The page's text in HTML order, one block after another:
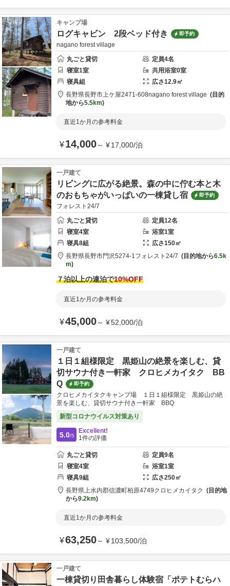
キャンプ場
ログキャビン 2段ベッド付き 即予約
nagano forest village
丸ごと貸切
定員4名
寝室1室 共用浴室0室
寝具組 広さ12.9㎡
長野県長野市上ケ屋2471-608nagano forest village
目的
地から5.5km
直近1か月の参考料金
¥14,000～ ¥17,000/泊
一戸建て
リビングに広がる絶景。森の中に佇む本と木
のおもちゃがいっぱいの一棟貸し宿
即予約
フォレスト24/7
丸ごと貸切
定員12名
寝室4室 浴室1室
寝具8組 広さ150㎡
長野県長野市門沢5274-1フォレスト24/7 目的地から6.5k
m
７泊以上の連泊で10%OFF
直近1か月の参考料金
¥45,000～ ¥52,000/泊
一戸建て
１日１組様限定 黒姫山の絶景を楽しむ、貸
切サウナ付き一軒家 クロヒメカイタク BB
Q
即予約
クロヒメカイタクキャンプ場 １日１組様限定 黒姫山の絶
景を楽しむ、貸切サウナ付き一軒家 BBQ
新型コロナウイルス対策あり
5.0/5
Excellent!
1件の評価
丸ごと貸切 定員9名
寝室4室 浴室1室
寝具9組 広さ250㎡
長野県上水内郡信濃町柏原4749クロヒメカイタク
目的地
から9.2km
直近1か月の参考料金
¥63,250～ ¥103,500/泊
一戸建て
一棟貸切り田舎暮らし体験宿「ポテトむらハ